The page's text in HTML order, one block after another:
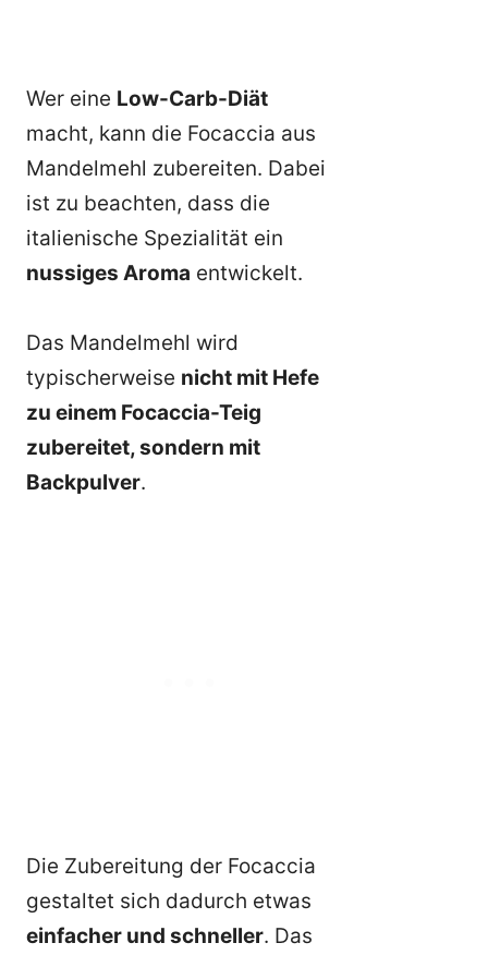
Wer eine Low-Carb-Diät
macht, kann die Focaccia aus
Mandelmehl zubereiten. Dabei
ist zu beachten, dass die
italienische Spezialität ein
nussiges Aroma entwickelt.
Das Mandelmehl wird
typischerweise nicht mit Hefe
zu einem Focaccia-Teig
zubereitet, sondern mit
Backpulver.
Die Zubereitung der Focaccia
gestaltet sich dadurch etwas
einfacher und schneller. Das